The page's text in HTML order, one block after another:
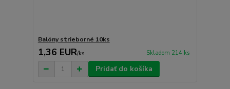
Balóny strieborné 10ks
1,36 EUR/ks Skladom 214 ks
Pridať do košíka